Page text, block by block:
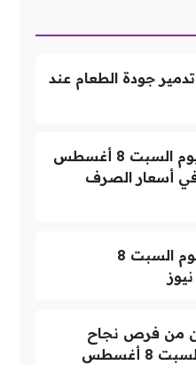
جودة الطعام عند
سعر الريال السعودي اليوم السبت 8 أغسطس
في أسعار الصرف
سعر الدرهم الاماراتي اليوم السبت 8
من فرص نجاح
مواليد برج الأسد اليوم السبت 8 أغسطس